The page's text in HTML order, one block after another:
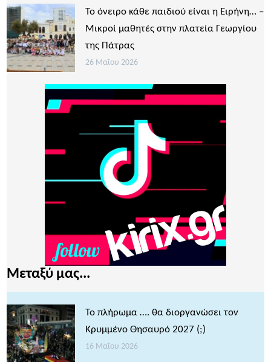
Το όνειρο κάθε παιδιού είναι η Ειρήνη… –
Μικροί μαθητές στην πλατεία Γεωργίου
της Πάτρας
26 Μαΐου 2026
Μεταξύ μας...
Το πλήρωμα …. θα διοργανώσει τον
Κρυμμένο Θησαυρό 2027 (;)
16 Μαΐου 2026